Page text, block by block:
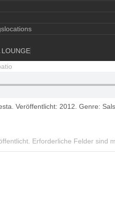
LOUNGE
Veröffentlicht: 2012. Genre:
Erforderliche Felder sind